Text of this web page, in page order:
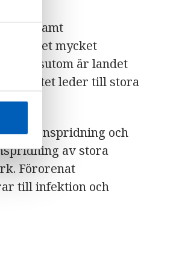
samt
landet mycket
Dessutom är landet
klimatet leder till stora
ökenspridning och
av stora
Förorenat
till infektion och